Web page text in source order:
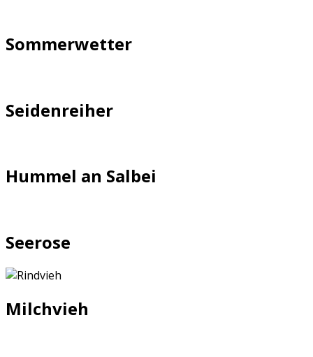
Sommerwetter
Seidenreiher
Hummel an Salbei
Seerose
Milchvieh